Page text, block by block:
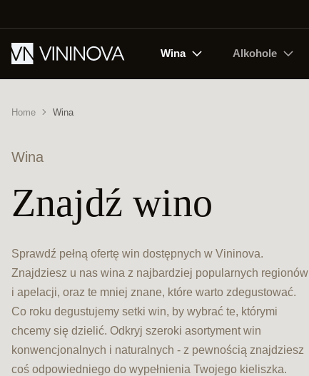
Wina Alkohole
Home Wina
Wina
Znajdź wino
Sprawdź pełną ofertę win dostępnych w Vininova.
Znajdziesz u nas wina z najbardziej popularnych regionów
i apelacji, oraz te mniej znane, które warto zdegustować.
Co roku degustujemy setki win, by wybrać te, którymi
chcemy się dzielić. Odkryj szeroki asortyment win
konwencjonalnych i naturalnych - z pewnością znajdziesz
coś odpowiedniego do wypełnienia Twojego kieliszka.